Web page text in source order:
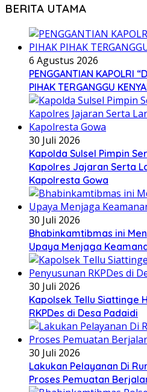
BERITA UTAMA
6 Agustus 2026
PENGGANTIAN KAPOLRI
PIHAK TERGANGGU
30 Juli 2026
Kapolda Sulsel Pimpin
Kapolres Jajaran Serta
Kapolresta Gowa
30 Juli 2026
Bhabinkamtibmas ini
Upaya Menjaga
30 Juli 2026
Kapolsek Tellu Siattinge
RKPDes di Desa Padaidi
30 Juli 2026
Lakukan Pelayanan Di
Proses Pemuatan